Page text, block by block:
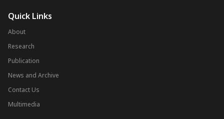
Quick Links
About
Research
Publication
News and Archive
Contact Us
Multimedia